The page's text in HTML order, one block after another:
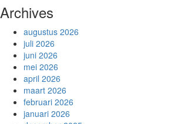
Archives
augustus 2026
juli 2026
juni 2026
mei 2026
april 2026
maart 2026
februari 2026
januari 2026